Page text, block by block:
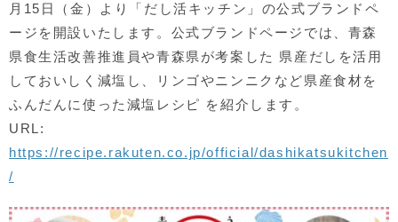
月15日（金）より「だし活キッチン」の公式ブランドペ
ージを開設いたします。公式ブランドページでは、青森
県食生活改善推進員や青森県が考案した 県産だしを活用
しておいしく減塩し、リンゴやニンニクなど県産食材を
ふんだんに使った減塩レシピ を紹介します。
URL:
https://recipe.rakuten.co.jp/official/dashikatsukitchen
/